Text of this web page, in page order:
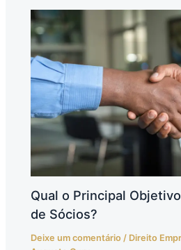
Qual o Principal
de Sócios?
Deixe um comentário / Direito